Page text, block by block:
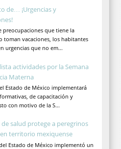
de… ¡Urgencias y
preocupaciones que tiene la
toman vacaciones, los habitantes
urgencias que no em...
actividades por la Semana
Materna
Estado de México implementará
de capacitación y
con motivo de la S...
salud protege a peregrinos
territorio mexiquense
Estado de México implementó un